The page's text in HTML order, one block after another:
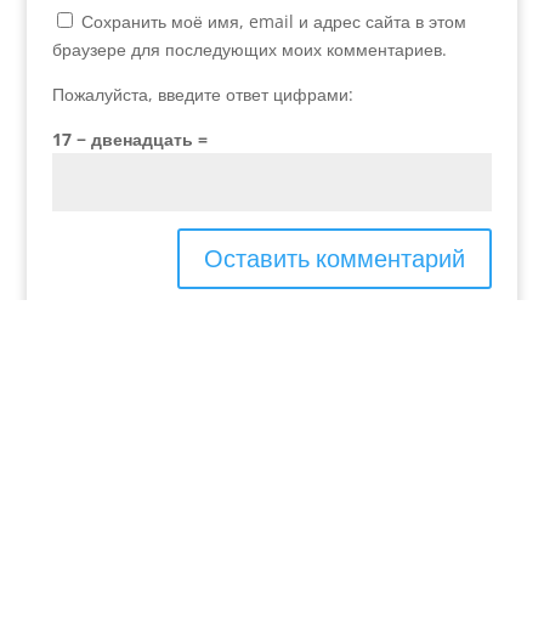
Сохранить моё имя, email и адрес сайта в этом
браузере для последующих моих комментариев.
Пожалуйста, введите ответ цифрами:
17 − двенадцать =